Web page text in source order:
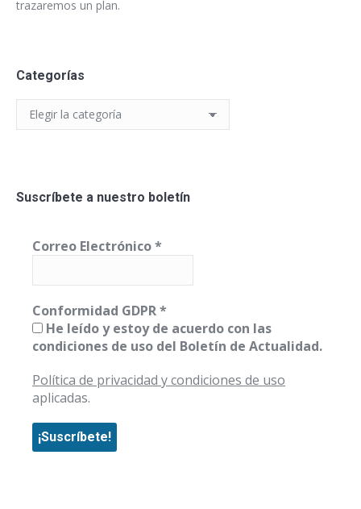
trazaremos un plan.
Categorías
Categorías
Suscríbete a nuestro boletín
Correo Electrónico*
Conformidad GDPR*
He leído y estoy de acuerdo con las
condiciones de uso del Boletín de Actualidad.
Política de privacidad y condiciones de uso
aplicadas.